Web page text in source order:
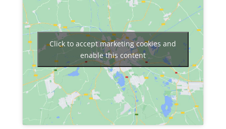
Click to accept marketing cookies and
enable this content